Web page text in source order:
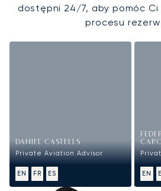
dostępni 24/7, aby pomóc
procesu
DANIEL CASTELLS
Private Aviation Advisor
EN FR ES EN